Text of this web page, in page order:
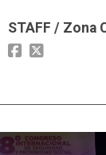
STAFF / Zona